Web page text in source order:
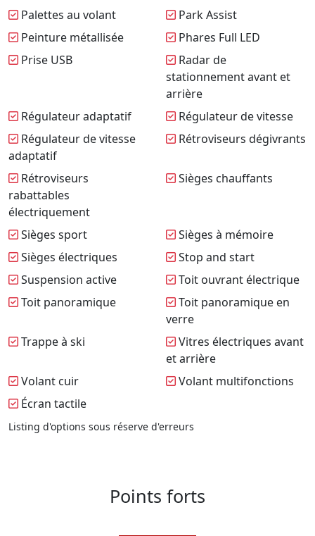
Palettes au volant
Park Assist
Peinture métallisée
Phares Full LED
Prise USB
Radar de
stationnement avant et
arrière
Régulateur adaptatif
Régulateur de vitesse
Régulateur de vitesse
adaptatif
Rétroviseurs dégivrants
Rétroviseurs
rabattables
électriquement
Sièges chauffants
Sièges sport
Sièges à mémoire
Sièges électriques
Stop and start
Suspension active
Toit ouvrant électrique
Toit panoramique
Toit panoramique en
verre
Trappe à ski
Vitres électriques avant
et arrière
Volant cuir
Volant multifonctions
Écran tactile
Listing d'options sous réserve d'erreurs
Points forts